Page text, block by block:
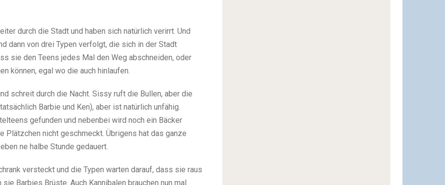
durch die Stadt und haben sich natürlich verirrt. Und
dann von drei Typen verfolgt, die sich in der Stadt
sie den Teens jedes Mal den Weg abschneiden, oder
können, egal wo die auch hinlaufen.
schreit durch die Nacht. Sissy ruft die Bullen, aber die
Barbie und Ken), aber ist natürlich unfähig.
gefunden und nebenbei wird noch ein Bäcker
Plätzchen nicht geschmeckt. Übrigens hat das ganze
ne halbe Stunde gedauert.
versteckt und die Typen warten darauf, dass sie raus
Barbies Brüste. Auch Kannibalen brauchen nun mal